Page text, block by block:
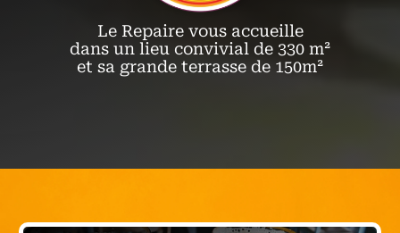
Le Repaire vous accueille
dans un lieu convivial de 330 m²
et sa grande terrasse de 150m²